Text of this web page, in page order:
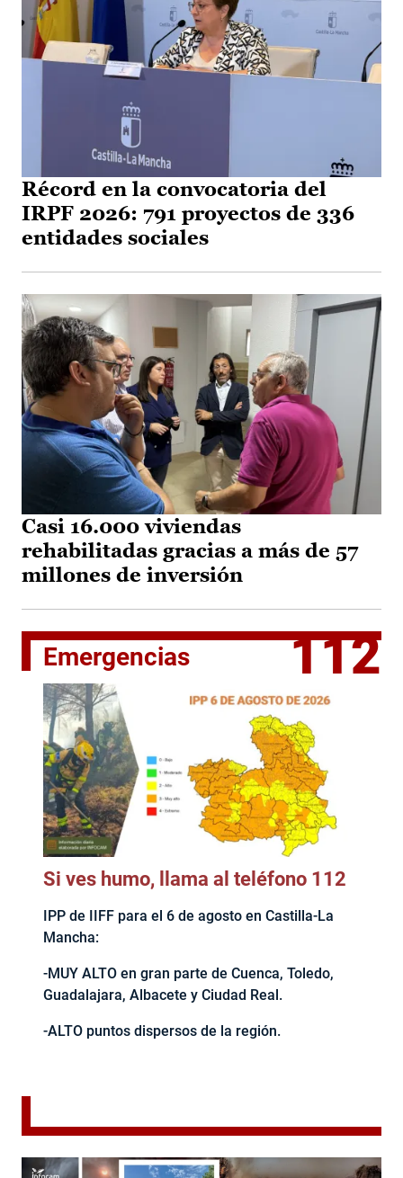
Récord en la convocatoria del
IRPF 2026: 791 proyectos de 336
entidades sociales
Casi 16.000 viviendas
rehabilitadas gracias a más de 57
millones de inversión
Emergencias 112
Si ves humo, llama al teléfono 112
IPP de IIFF para el 6 de agosto en Castilla-La
Mancha:
-MUY ALTO en gran parte de Cuenca, Toledo,
Guadalajara, Albacete y Ciudad Real.
-ALTO puntos dispersos de la región.